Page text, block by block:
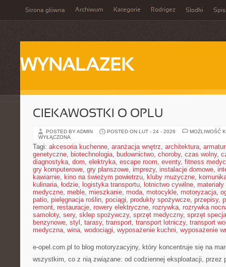
Strona główna Archiwum Kategorie Rodrigez Słodki Spis
WYNALAZEK
CIEKAWOSTKI O OPLU
POSTED BY ADMIN POSTED ON LUT - 24 - 2026
MOŻLIWOŚĆ
WYŁĄCZONA
Tagi: akcesoria kuchenne, aranżacja wnętrz, architektura,
genetyczne, biotechnologia, budownictwo, choroby, czas wolny,
diagnostyka, dom, elektryka, escape room, eventy, fitness
gry komputerowe, gry planszowe, imprezy, instalacje domowe,
kawiarnie, kino na świeżym powietrzu, kluby muzyczne,
kulinaria, łodzie, logistyka transportu, lotnictwo cywilne,
medyczne, meble, mieszkanie, moda, motocykle, motoryzacja,
patio, pielęgnacja roślin, pociągi, produkty spożywcze, przepisy,
remont, restauracje, rowery elektryczne, rozrywka, rozrywka
samoloty, sery, sklep spożywczy, sprzęt medyczny, sprzęt
benzynowe, styl , tarasy, transport, transport lotniczy, transport
medyczna, wina, wodociągi, wyposażenie kuchni, wyposażenie
e-opel.com.pl to blog motoryzacyjny, który koncentruje się na
wszystkim, co z nią związane: od codziennej eksploatacji, przez